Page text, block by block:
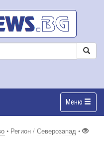
Меню
• Регион / Северозапад •